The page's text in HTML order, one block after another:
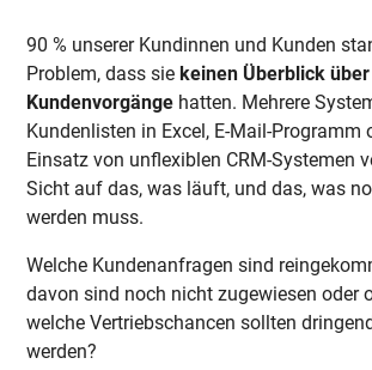
90 % unserer Kundinnen und Kunden
Problem, dass sie keinen Überblick
Kundenvorgänge hatten. Mehrere
Kundenlisten in Excel, E-Mail-Programm
Einsatz von unflexiblen CRM-Systemen
Sicht auf das, was läuft, und das, was
werden muss.
Welche Kundenanfragen sind
davon sind noch nicht zugewiesen oder
welche Vertriebschancen sollten
werden?